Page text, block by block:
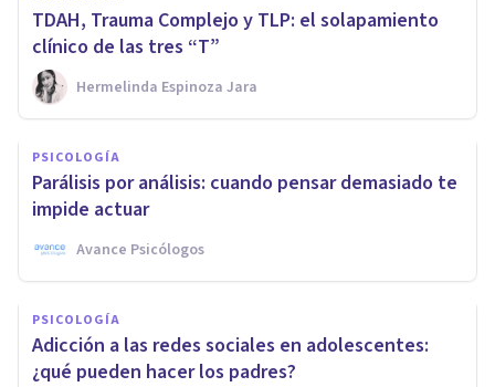
TDAH, Trauma Complejo y TLP: el solapamiento
clínico de las tres “T”
Hermelinda Espinoza Jara
PSICOLOGÍA
Parálisis por análisis: cuando pensar demasiado te
impide actuar
Avance Psicólogos
PSICOLOGÍA
Adicción a las redes sociales en adolescentes:
¿qué pueden hacer los padres?